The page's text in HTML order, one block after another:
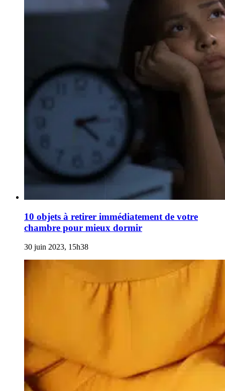
10 objets à retirer immédiatement de votre
chambre pour mieux dormir
30 juin 2023, 15h38